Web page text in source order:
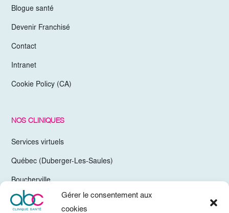
Gérer le consentement aux
cookies
Blogue santé
Devenir Franchisé
Contact
Intranet
Cookie Policy (CA)
NOS CLINIQUES
Services virtuels
Québec (Duberger-Les-Saules)
Boucherville
Trois-Rivières